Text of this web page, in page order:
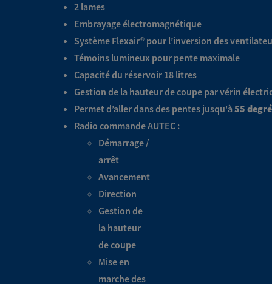
2 lames
Embrayage électromagnétique
Système Flexair® pour l’inversion des
Témoins lumineux pour pente maximale
Capacité du réservoir 18 litres
Gestion de la hauteur de coupe par vérin
Permet d’aller dans des pentes jusqu'à55
Radio commande AUTEC :
Démarrage /
arrêt
Avancement
Direction
Gestion de
la hauteur
de coupe
Mise en
marche des